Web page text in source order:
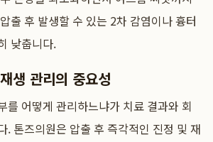
출 후 발생할 수 있는 2차 감염이나 흉터
낮춥니다.
생 관리의 중요성
를 어떻게 관리하느냐가 치료 결과와 회
. 톤즈의원은 압출 후 즉각적인 진정 및 재